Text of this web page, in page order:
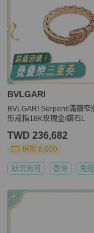
BVLGARI
BVLGARI Serpenti滿鑽窄
形戒指18K玫瑰金/鑽石L
TWD 236,682
現折 8,000
狀況尚可 香港 免運